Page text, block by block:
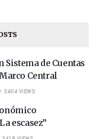
Sistema de Cuentas
Central
3404 VIEWS
escasez”